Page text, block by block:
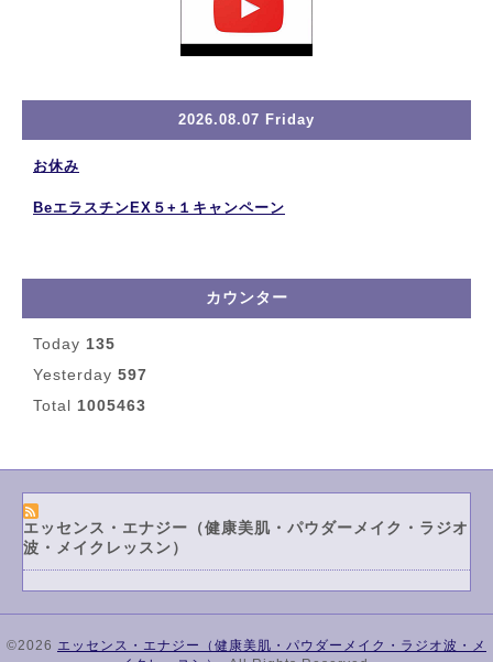
2026.08.07 Friday
お休み
BeエラスチンEX５+１キャンペーン
カウンター
Today 135
Yesterday 597
Total 1005463
エッセンス・エナジー（健康美肌・パウダーメイク・ラジオ
波・メイクレッスン）
©2026 エッセンス・エナジー（健康美肌・パウダーメイク・ラジオ波・メ